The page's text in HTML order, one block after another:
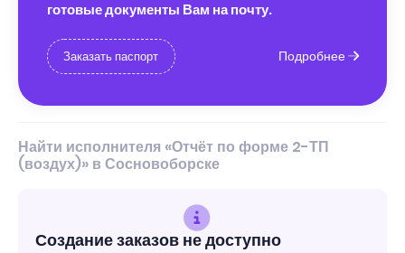
готовые документы Вам на почту.
Заказать паспорт Подробнее
Найти исполнителя «Отчёт по форме 2-ТП
(воздух)» в Сосновоборске
Создание заказов не доступно